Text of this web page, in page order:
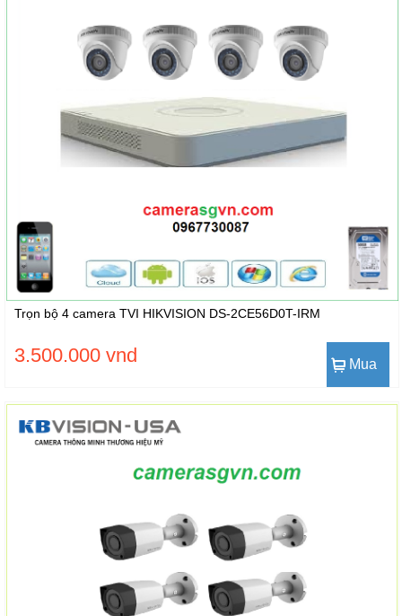
Trọn bộ 4 camera TVI HIKVISION DS-2CE56D0T-IRM
3.500.000 vnd Mua